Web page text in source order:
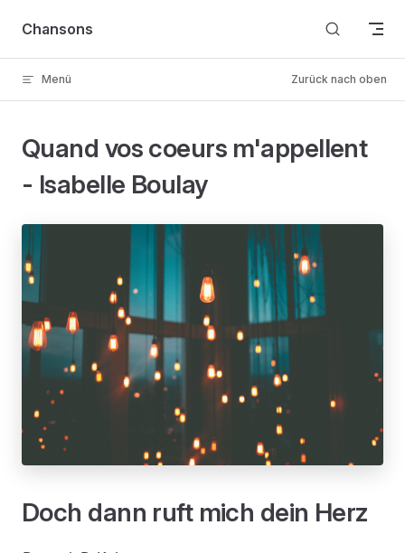
Skip to content
Chansons
Menü Zurück nach oben
Quand vos coeurs m'appellent
- Isabelle Boulay
Doch dann ruft mich dein Herz